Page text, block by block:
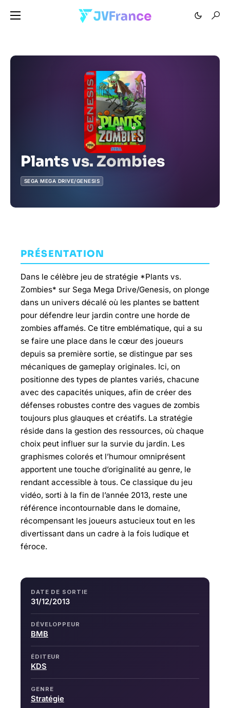
Plants vs. Zombies
SEGA MEGA DRIVE/GENESIS
PRÉSENTATION
Dans le célèbre jeu de stratégie *Plants vs.
Zombies* sur Sega Mega Drive/Genesis, on plonge
dans un univers décalé où les plantes se battent
pour défendre leur jardin contre une horde de
zombies affamés. Ce titre emblématique, qui a su
se faire une place dans le cœur des joueurs
depuis sa première sortie, se distingue par ses
mécaniques de gameplay originales. Ici, on
positionne des types de plantes variés, chacune
avec des capacités uniques, afin de créer des
défenses robustes contre des vagues de zombis
toujours plus glauques et créatifs. La stratégie
réside dans la gestion des ressources, où chaque
choix peut influer sur la survie du jardin. Les
graphismes colorés et l’humour omniprésent
apportent une touche d’originalité au genre, le
rendant accessible à tous. Ce classique du jeu
vidéo, sorti à la fin de l’année 2013, reste une
référence incontournable dans le domaine,
récompensant les joueurs astucieux tout en les
divertissant dans un cadre à la fois ludique et
féroce.
DATE DE SORTIE
31/12/2013
DÉVELOPPEUR
BMB
ÉDITEUR
KDS
GENRE
Stratégie